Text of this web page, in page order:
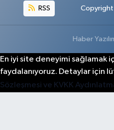
RSS Copyright
Haber
En iyi site deneyimi sağlamak
faydalanıyoruz. Detaylar için
Sözleşmesi ve KVKK